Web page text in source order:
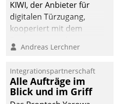
automatisiert, vollständig
und auf Wunsch über
mehrere zuvor
Kommunikationswege bei
KIWI, der Anbieter für
digitalen Türzugang,
kooperiert mit dem
Softwareentwicklungshaus
Andreas Lerchner
Integrationspartnerschaft
Alle Aufträge im
Blick und im Griff